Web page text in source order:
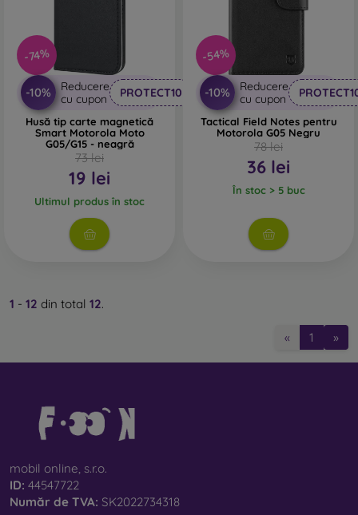
-74%
-10%
Reducere
cu cupon
PROTECT10
Husă tip carte magnetică
Smart Motorola Moto
G05/G15 - neagră
73 lei
19 lei
Ultimul produs în stoc
-54%
-10%
Reducere
cu cupon
Tactical Field Notes pentru
Motorola G05 Negru
78 lei
36 lei
În stoc > 5 buc
1 - 12 din total 12.
« 1 »
mobil online, s.r.o.
ID: 44547722
Număr de TVA: SK2022734318